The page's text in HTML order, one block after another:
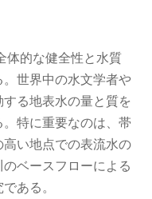
体的な健全性と水質
世界中の水文学者や
る地表水の量と質を
特に重要なのは、帯
い地点での表流水の
ベースフローによる
ある。